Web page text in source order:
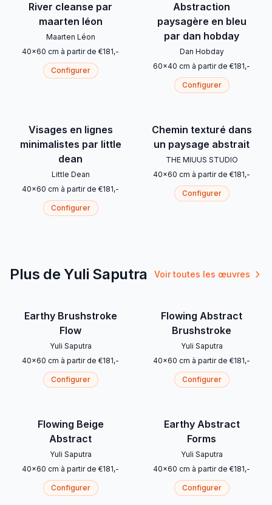
River cleanse par
maarten léon
Maarten Léon
40x60 cm à partir de €181,-
Configurer
Abstraction
paysagère en bleu
par dan hobday
Dan Hobday
60x40 cm à partir de €181,-
Configurer
Visages en lignes
minimalistes par little
dean
Little Dean
40x60 cm à partir de €181,-
Configurer
Chemin texturé dans
un paysage abstrait
THE MIUUS STUDIO
40x60 cm à partir de €181,-
Configurer
Plus de Yuli Saputra Voir toutes les œuvres
Earthy Brushstroke
Flow
Yuli Saputra
40x60 cm à partir de €181,-
Configurer
Flowing Abstract
Brushstroke
Yuli Saputra
40x60 cm à partir de €181,-
Configurer
Flowing Beige
Abstract
Yuli Saputra
40x60 cm à partir de €181,-
Configurer
Earthy Abstract
Forms
Yuli Saputra
40x60 cm à partir de €181,-
Configurer